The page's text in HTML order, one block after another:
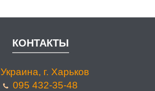
КОНТАКТЫ
Украина, г. Харьков
095 432-35-48